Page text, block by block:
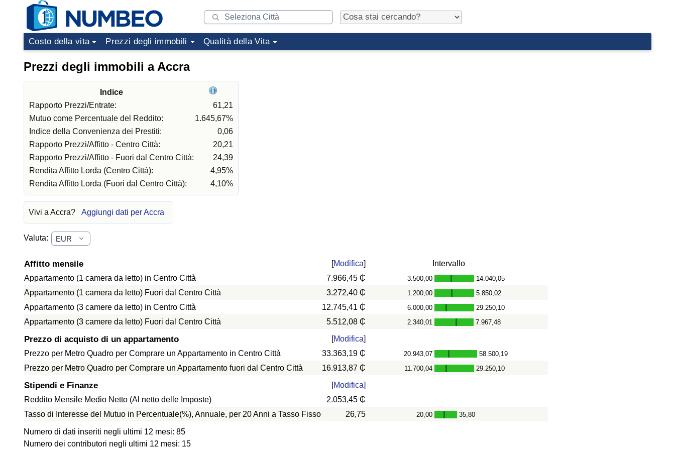
Costo della vita Prezzi degli immobili Qualità della Vita
Prezzi degli immobili a Accra
Indice
Rapporto Prezzi/Entrate:
61,21
Mutuo come Percentuale del Reddito:
1.645,67%
Indice della Convenienza dei Prestiti:
0,06
Rapporto Prezzi/Affitto - Centro Città:
20,21
Rapporto Prezzi/Affitto - Fuori dal Centro Città:
24,39
Rendita Affitto Lorda (Centro Città):
4,95%
Rendita Affitto Lorda (Fuori dal Centro Città):
4,10%
Vivi a Accra? Aggiungi dati per Accra
Valuta:
Affitto mensile [Modifica]
Intervallo
Appartamento (1 camera da letto) in Centro Città
7.966,45 ₵ 3.500,00 - 14.040,05
Appartamento (1 camera da letto) Fuori dal Centro Città 3.272,40 ₵ 1.200,00 - 5.850,02
Appartamento (3 camere da letto) in Centro Città 12.745,41 ₵ 6.000,00 - 29.250,10
Appartamento (3 camere da letto) Fuori dal Centro Città 5.512,08 ₵ 2.340,01 - 7.967,48
Prezzo di acquisto di un appartamento [Modifica]
Prezzo per Metro Quadro per Comprare un Appartamento in Centro Città
33.363,19 ₵ 20.943,07 - 58.500,19
Prezzo per Metro Quadro per Comprare un Appartamento fuori dal Centro Città 16.913,87 ₵ 11.700,04 - 29.250,10
Stipendi e Finanze [Modifica]
Reddito Mensile Medio Netto (Al netto delle Imposte)
2.053,45 ₵
Tasso di Interesse del Mutuo in Percentuale(%), Annuale, per 20 Anni a Tasso Fisso
26,75 20,00 - 35,80
Numero di dati inseriti negli ultimi 12 mesi: 85
Numero dei contributori negli ultimi 12 mesi: 15